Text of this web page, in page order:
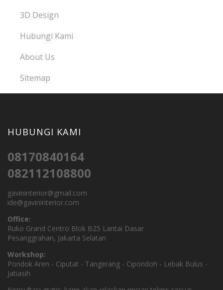
3D Design
Hubungi Kami
About Us
Sitemap
HUBUNGI KAMI
08170840164
082112108800
gavininterior@gmail.com
ide@gavininterior.com
Office:
Ruko Grand Centro Blok B25 Lantai Dasar
Pesanggrahan, Jakarta Selatan
Workshop:
Pondok Aren - Ciputat - Tangerang - Cipondoh - Lebak Bulus -
Jatiasih